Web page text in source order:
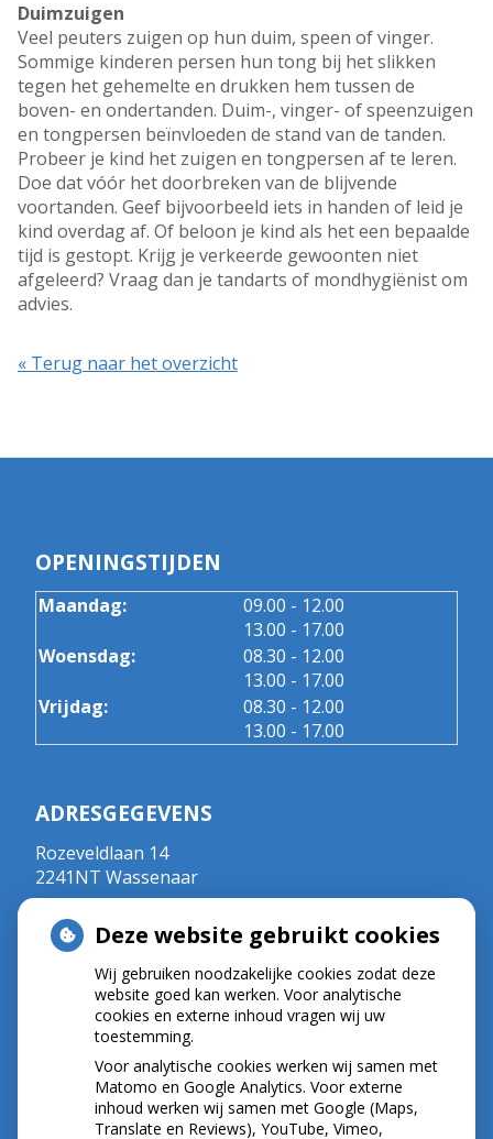
Duimzuigen
Veel peuters zuigen op hun duim, speen of vinger.
Sommige kinderen persen hun tong bij het slikken
tegen het gehemelte en drukken hem tussen de
boven- en ondertanden. Duim-, vinger- of speenzuigen
en tongpersen beïnvloeden de stand van de tanden.
Probeer je kind het zuigen en tongpersen af te leren.
Doe dat vóór het doorbreken van de blijvende
voortanden. Geef bijvoorbeeld iets in handen of leid je
kind overdag af. Of beloon je kind als het een bepaalde
tijd is gestopt. Krijg je verkeerde gewoonten niet
afgeleerd? Vraag dan je tandarts of mondhygiënist om
advies.
« Terug naar het overzicht
OPENINGSTIJDEN
Maandag: 09.00 tot
- 12.00
13.00 tot
- 17.00
Woensdag:
08.30 tot
- 12.00
13.00 tot
- 17.00
Vrijdag:
08.30 tot
- 12.00
13.00 tot
- 17.00
ADRESGEGEVENS
Rozeveldlaan 14
2241NT Wassenaar
E-mail:
r.crul@kpnplanet.nl
BIG-nummer ; 09020533702
NIEUWS
Let op: valse Infomedics-mails over
openstaande rekening
Deze website gebruikt cookies
Wij gebruiken noodzakelijke cookies zodat deze
website goed kan werken. Voor analytische
cookies en externe inhoud vragen wij uw
toestemming.
Voor analytische cookies werken wij samen met
Matomo en Google Analytics. Voor externe
inhoud werken wij samen met Google (Maps,
Translate en Reviews), YouTube, Vimeo,